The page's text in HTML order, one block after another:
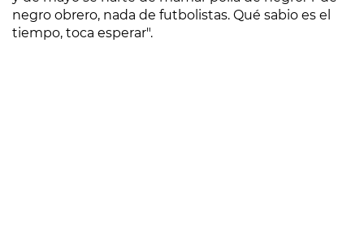
negro obrero, nada de futbolistas. Qué sabio es el
tiempo, toca esperar".